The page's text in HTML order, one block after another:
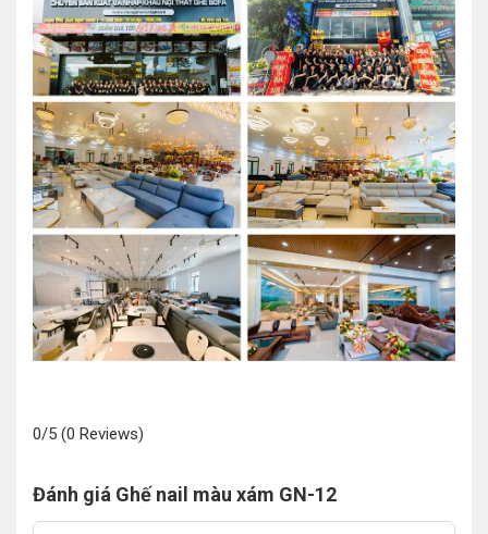
0/5 (0 Reviews)
Đánh giá Ghế nail màu xám GN-12